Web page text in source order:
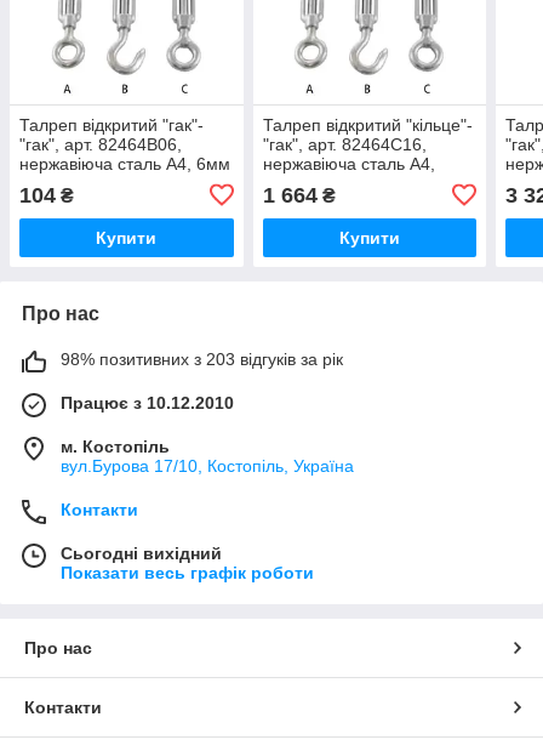
Талреп відкритий "гак"-
"гак", арт. 82464B06,
нержавіюча сталь А4, 6мм
104 ₴
Купити
Талреп відкритий "кільце"-
"гак", арт. 82464C16,
нержавіюча сталь А4,
1 664₴
Купити
3
Про нас
98% позитивних з 203 відгуків за рік
Працює з 10.12.2010
м. Костопіль
вул.Бурова 17/10, Костопіль, Україна
Контакти
Сьогодні вихідний
Показати весь графік роботи
Про нас
Контакти